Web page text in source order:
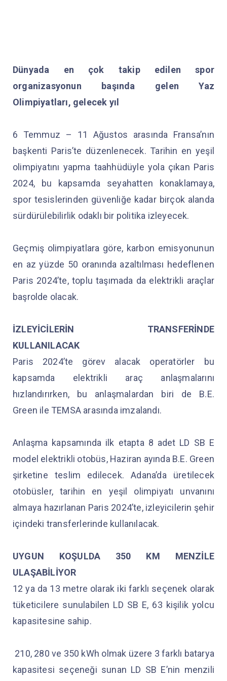
Dünyada en çok takip edilen spor
organizasyonun başında gelen Yaz
Olimpiyatları, gelecek yıl
6 Temmuz – 11 Ağustos arasında Fransa’nın
başkenti Paris’te düzenlenecek. Tarihin en yeşil
olimpiyatını yapma taahhüdüyle yola çıkan Paris
2024, bu kapsamda seyahatten konaklamaya,
spor tesislerinden güvenliğe kadar birçok alanda
sürdürülebilirlik odaklı bir politika izleyecek.
Geçmiş olimpiyatlara göre, karbon emisyonunun
en az yüzde 50 oranında azaltılması hedeflenen
Paris 2024’te, toplu taşımada da elektrikli araçlar
başrolde olacak.
İZLEYİCİLERİN TRANSFERİNDE
KULLANILACAK
Paris 2024’te görev alacak operatörler bu
kapsamda elektrikli araç anlaşmalarını
hızlandırırken, bu anlaşmalardan biri de B.E.
Green ile TEMSA arasında imzalandı.
Anlaşma kapsamında ilk etapta 8 adet LD SB E
model elektrikli otobüs, Haziran ayında B.E. Green
şirketine teslim edilecek. Adana’da üretilecek
otobüsler, tarihin en yeşil olimpiyatı unvanını
almaya hazırlanan Paris 2024’te, izleyicilerin şehir
içindeki transferlerinde kullanılacak.
UYGUN KOŞULDA 350 KM MENZİLE
ULAŞABİLİYOR
12 ya da 13 metre olarak iki farklı seçenek olarak
tüketicilere sunulabilen LD SB E, 63 kişilik yolcu
kapasitesine sahip.
210, 280 ve 350 kWh olmak üzere 3 farklı batarya
kapasitesi seçeneği sunan LD SB E’nin menzili